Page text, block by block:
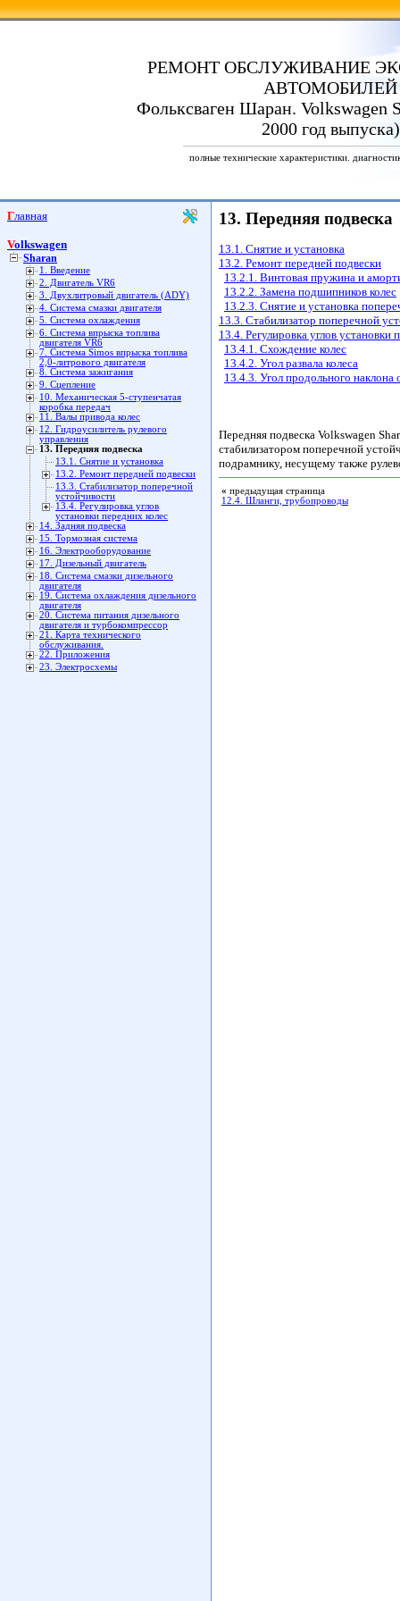
РЕМОНТ ОБСЛУЖИВАНИЕ
АВТОМОБИЛЕЙ
Фольксваген Шаран. Volkswagen
2000 год выпуска)
полные технические характеристики.
Главная
Volkswagen
Sharan
1. Введение
2. Двигатель VR6
3. Двухлитровый двигатель (ADY)
4. Система смазки двигателя
5. Система охлаждения
6. Система впрыска топлива
двигателя VR6
7. Система Simos впрыска топлива
2,0-литрового двигателя
8. Система зажигания
9. Сцепление
10. Механическая 5-ступенчатая
коробка передач
11. Валы привода колес
12. Гидроусилитель рулевого
управления
13. Передняя подвеска
13.1. Снятие и установка
13.2. Ремонт передней подвески
13.3. Стабилизатор поперечной
устойчивости
13.4. Регулировка углов
установки передних колес
14. Задняя подвеска
15. Тормозная система
16. Электрооборудование
17. Дизельный двигатель
18. Система смазки дизельного
двигателя
19. Система охлаждения дизельного
двигателя
20. Система питания дизельного
двигателя и турбокомпрессор
21. Карта технического
обслуживания.
22. Приложения
23. Электросхемы
13. Передняя подвеска
13.1. Снятие и установка
13.2. Ремонт передней подвески
13.2.1. Винтовая пружина и
13.2.2. Замена подшипников колес
13.2.3. Снятие и установка
13.3. Стабилизатор поперечной
13.4. Регулировка углов установки
13.4.1. Схождение колес
13.4.2. Угол развала колеса
13.4.3. Угол продольного наклона
Передняя подвеска Volkswagen
стабилизатором поперечной
подрамнику, несущему также
« предыдущая страница
12.4. Шланги, трубопроводы